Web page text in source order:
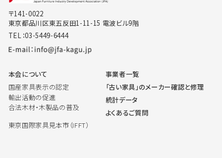
〒141-0022
東京都品川区東五反田1-11-15 電波ビル9階
TEL：03-5449-6444
本会について
国産家具表示の認定
輸出活動の促進
合法木材・木製品の普及
東京国際家具見本市（IFFT）
事業者一覧
「古い家具」のメーカー確認と修理
統計データ
よくあるご質問